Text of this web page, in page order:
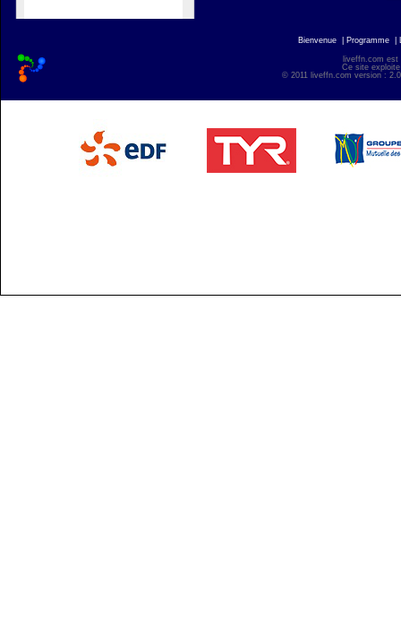
Bienvenue Programme
liveffn.com est
Ce site
© 2011 liveffn.com version :